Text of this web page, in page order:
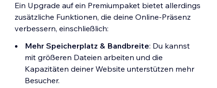
Ein Upgrade auf ein Premiumpaket bietet allerdings
zusätzliche Funktionen, die deine Online-Präsenz
verbessern, einschließlich:
Mehr Speicherplatz & Bandbreite: Du kannst
mit größeren Dateien arbeiten und die
Kapazitäten deiner Website unterstützen mehr
Besucher.